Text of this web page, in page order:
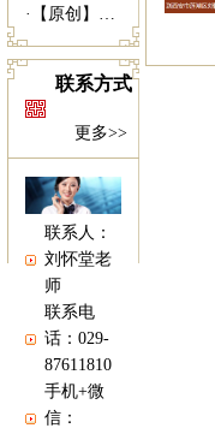
·
【原创】我向她求婚她会答应吗？---西安...
联系方式
更多>>
联系人：
刘怀堂老
师
联系电
话：029-
87611810
手机+微
信：